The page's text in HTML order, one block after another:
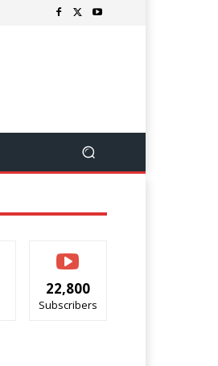
22,800
Subscribers